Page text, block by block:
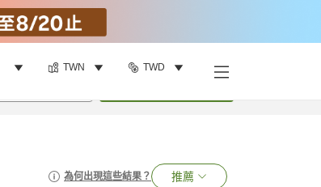
TWN TWD
為何出現這些結果？ 推薦